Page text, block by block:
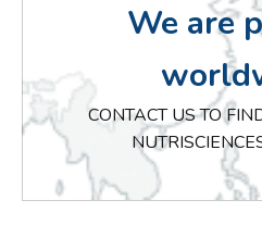
We are
CONTACT US TO